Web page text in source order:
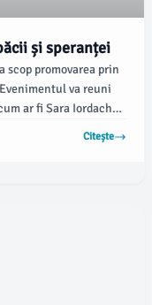
și speranței
scop promovarea prin
va reuni
ar fi Sara Iordache,
Citește